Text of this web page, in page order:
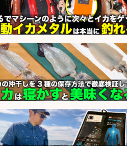
「堺市堺区」「時給1,600円」堺市
堺区の工場で自転車部品や釣り具
組立/入社祝金10万円/未経験歓迎
土日祝休みで年間休日126日・日
いOK/大阪府
会社名
パーソルファクトリーパート
ーズ株式会社
sponsored by 求人ボッ
精肉・青果・鮮魚販売/お魚のカッ
トや商品の陳列スタッフ 志布志